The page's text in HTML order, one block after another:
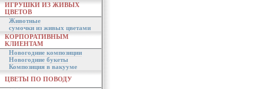
ИГРУШКИ ИЗ ЖИВЫХ
ЦВЕТОВ
Животные
сумочки из живых цветами
КОРПОРАТИВНЫМ
КЛИЕНТАМ
Новогодние композиции
Новогодние букеты
Композиция в вакууме
ЦВЕТЫ ПО ПОВОДУ